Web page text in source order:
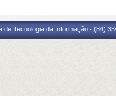
de Tecnologia da Informação - (84)